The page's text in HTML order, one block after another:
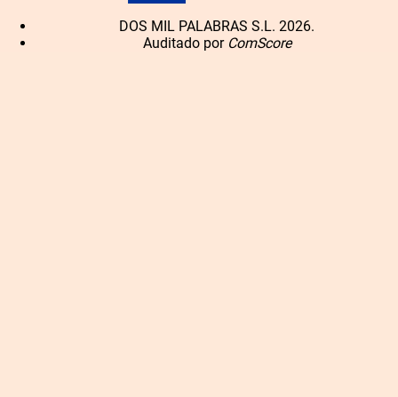
DOS MIL PALABRAS S.L. 2026.
Auditado por ComScore